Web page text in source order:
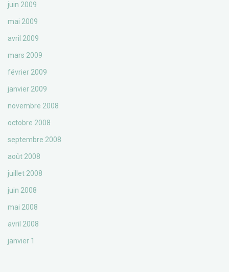
juin 2009
mai 2009
avril 2009
mars 2009
février 2009
janvier 2009
novembre 2008
octobre 2008
septembre 2008
août 2008
juillet 2008
juin 2008
mai 2008
avril 2008
janvier 1